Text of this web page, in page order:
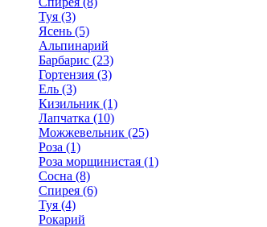
Туя (3)
Ясень (5)
Альпинарий
Барбарис (23)
Гортензия (3)
Ель (3)
Кизильник (1)
Лапчатка (10)
Можжевельник (25)
Роза (1)
Роза морщинистая (1)
Сосна (8)
Спирея (6)
Туя (4)
Рокарий